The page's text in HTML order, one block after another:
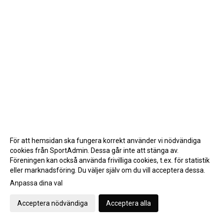
Gå till Webbversion
För att hemsidan ska fungera korrekt använder vi nödvändiga
cookies från SportAdmin. Dessa går inte att stänga av.
Föreningen kan också använda frivilliga cookies, t.ex. för statistik
eller marknadsföring. Du väljer själv om du vill acceptera dessa.
Anpassa dina val
Acceptera nödvändiga Acceptera alla